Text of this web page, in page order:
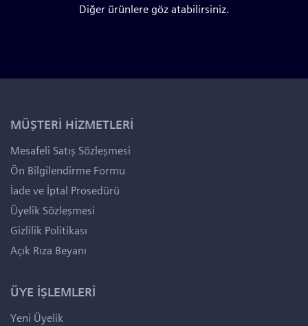
Diğer ürünlere göz atabilirsiniz.
MÜŞTERİ HİZMETLERİ
Mesafeli Satış Sözleşmesi
Ön Bilgilendirme Formu
İade ve İptal Prosedürü
Üyelik Sözleşmesi
Gizlilik Politikası
Açık Rıza Beyanı
ÜYE İŞLEMLERİ
Yeni Üyelik